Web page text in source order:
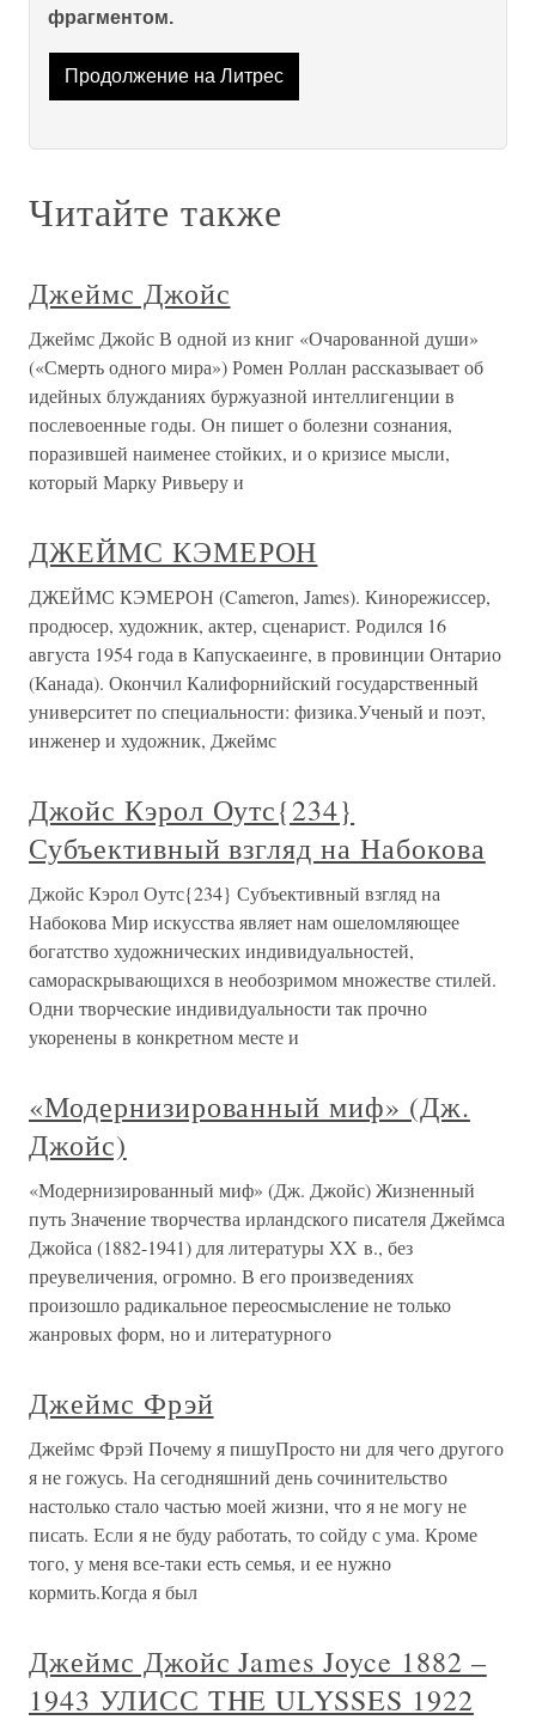
фрагментом.
Продолжение на Литрес
Читайте также
Джеймс Джойс
Джеймс Джойс В одной из книг «Очарованной души»
(«Смерть одного мира») Ромен Роллан рассказывает об
идейных блужданиях буржуазной интеллигенции в
послевоенные годы. Он пишет о болезни сознания,
поразившей наименее стойких, и о кризисе мысли,
который Марку Ривьеру и
ДЖЕЙМС КЭМЕРОН
ДЖЕЙМС КЭМЕРОН (Cameron, James). Кинорежиссер,
продюсер, художник, актер, сценарист. Родился 16
августа 1954 года в Капускаеинге, в провинции Онтарио
(Канада). Окончил Калифорнийский государственный
университет по специальности: физика.Ученый и поэт,
инженер и художник, Джеймс
Джойс Кэрол Оутс{234}
Субъективный взгляд на Набокова
Джойс Кэрол Оутс{234} Субъективный взгляд на
Набокова Мир искусства являет нам ошеломляющее
богатство художнических индивидуальностей,
самораскрывающихся в необозримом множестве стилей.
Одни творческие индивидуальности так прочно
укоренены в конкретном месте и
«Модернизированный миф» (Дж.
Джойс)
«Модернизированный миф» (Дж. Джойс) Жизненный
путь Значение творчества ирландского писателя Джеймса
Джойса (1882-1941) для литературы XX в., без
преувеличения, огромно. В его произведениях
произошло радикальное переосмысление не только
жанровых форм, но и литературного
Джеймс Фрэй
Джеймс Фрэй Почему я пишуПросто ни для чего другого
я не гожусь. На сегодняшний день сочинительство
настолько стало частью моей жизни, что я не могу не
писать. Если я не буду работать, то сойду с ума. Кроме
того, у меня все-таки есть семья, и ее нужно
кормить.Когда я был
Джеймс Джойс James Joyce 1882 –
1943 УЛИСС THE ULYSSES 1922